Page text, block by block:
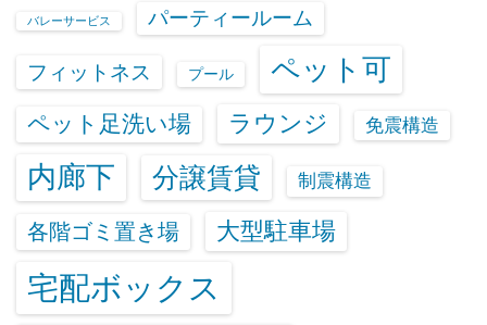
バレーサービス パーティールーム
フィットネス プール ペット可
ペット足洗い場 ラウンジ 免震構造
内廊下 分譲賃貸 制震構造
各階ゴミ置き場 大型駐車場
宅配ボックス